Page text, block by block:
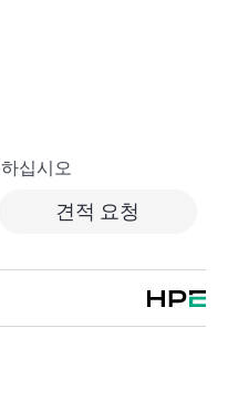
위험을 줄이는 것뿐만 아
은 특정 워크로드의 컨
액세스를 제공받으며,
상 제품의 운영, 관리, 보
함으로써 기존의 지원
십시오
견적 요청